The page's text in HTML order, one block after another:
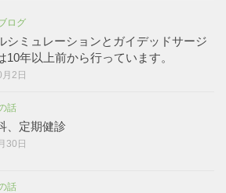
ログ
シミュレーションとガイデッドサージ
10年以上前から行っています。
2日
話
、定期健診
30日
話